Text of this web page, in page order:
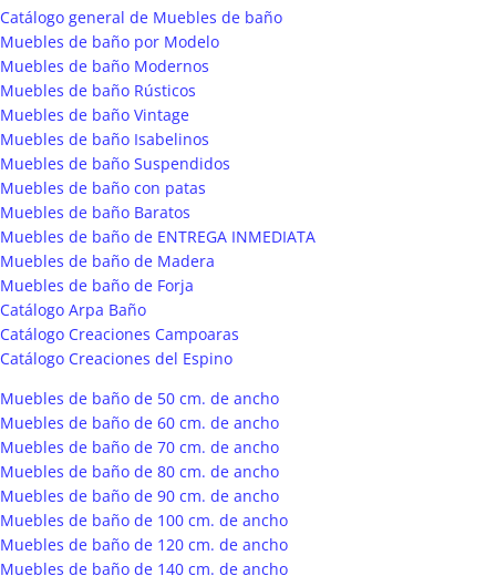
Catálogo general de Muebles de baño
Muebles de baño por Modelo
Muebles de baño Modernos
Muebles de baño Rústicos
Muebles de baño Vintage
Muebles de baño Isabelinos
Muebles de baño Suspendidos
Muebles de baño con patas
Muebles de baño Baratos
Muebles de baño de ENTREGA INMEDIATA
Muebles de baño de Madera
Muebles de baño de Forja
Catálogo Arpa Baño
Catálogo Creaciones Campoaras
Catálogo Creaciones del Espino
Muebles de baño de 50 cm. de ancho
Muebles de baño de 60 cm. de ancho
Muebles de baño de 70 cm. de ancho
Muebles de baño de 80 cm. de ancho
Muebles de baño de 90 cm. de ancho
Muebles de baño de 100 cm. de ancho
Muebles de baño de 120 cm. de ancho
Muebles de baño de 140 cm. de ancho